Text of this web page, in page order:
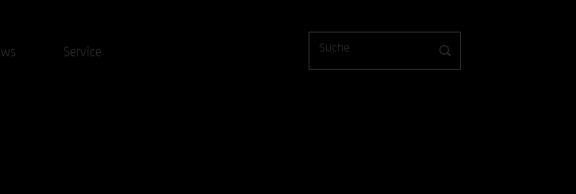
Service